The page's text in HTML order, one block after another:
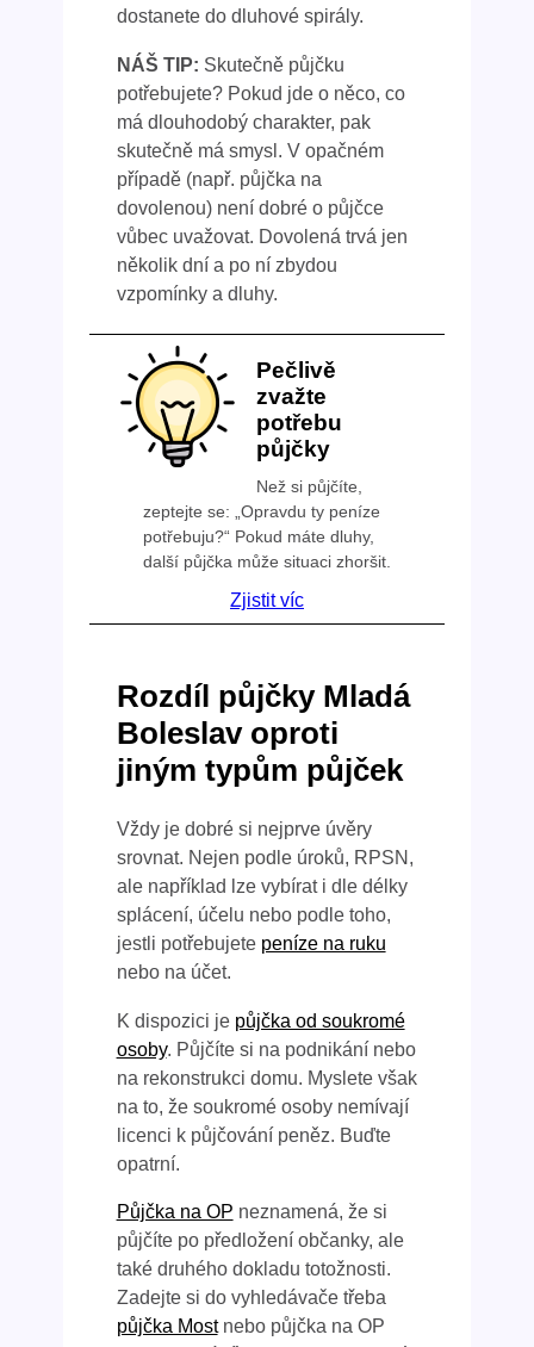
dostanete do dluhové spirály.
NÁŠ TIP: Skutečně půjčku
potřebujete? Pokud jde o něco, co
má dlouhodobý charakter, pak
skutečně má smysl. V opačném
případě (např. půjčka na
dovolenou) není dobré o půjčce
vůbec uvažovat. Dovolená trvá jen
několik dní a po ní zbydou
vzpomínky a dluhy.
Pečlivě
zvažte
potřebu
půjčky
Než si půjčíte,
zeptejte se: „Opravdu ty peníze
potřebuju?“ Pokud máte dluhy,
další půjčka může situaci zhoršit.
Zjistit víc
Rozdíl půjčky Mladá
Boleslav oproti
jiným typům půjček
Vždy je dobré si nejprve úvěry
srovnat. Nejen podle úroků, RPSN,
ale například lze vybírat i dle délky
splácení, účelu nebo podle toho,
jestli potřebujete peníze na ruku
nebo na účet.
K dispozici je půjčka od soukromé
osoby. Půjčíte si na podnikání nebo
na rekonstrukci domu. Myslete však
na to, že soukromé osoby nemívají
licenci k půjčování peněz. Buďte
opatrní.
Půjčka na OP neznamená, že si
půjčíte po předložení občanky, ale
také druhého dokladu totožnosti.
Zadejte si do vyhledávače třeba
půjčka Mostnebo půjčka na OP